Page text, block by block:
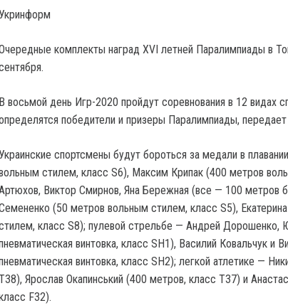
Укринформ
комплекты наград ХVІ летней Паралимпиады в
В восьмой день Игр-2020 пройдут соревнования в 12 видах
победители и призеры Паралимпиады,
Украинские спортсмены будут бороться за медали в
стилем, класс S6), Максим Крипак (400 метров
Виктор Смирнов, Яна Бережная (все — 100 метров
(50 метров вольным стилем, класс S5),
класс S8); пулевой стрельбе — Андрей
винтовка, класс SH1), Василий Ковальчук и
винтовка, класс SH2); легкой атлетике —
Ярослав Окапинський (400 метров, класс Т37) и
F32).